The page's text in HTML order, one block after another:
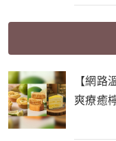
【網
爽療癒